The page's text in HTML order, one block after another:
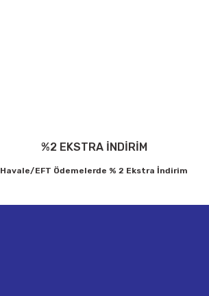
%2 EKSTRA İNDİRİM
Havale/EFT Ödemelerde % 2 Ekstra İndirim